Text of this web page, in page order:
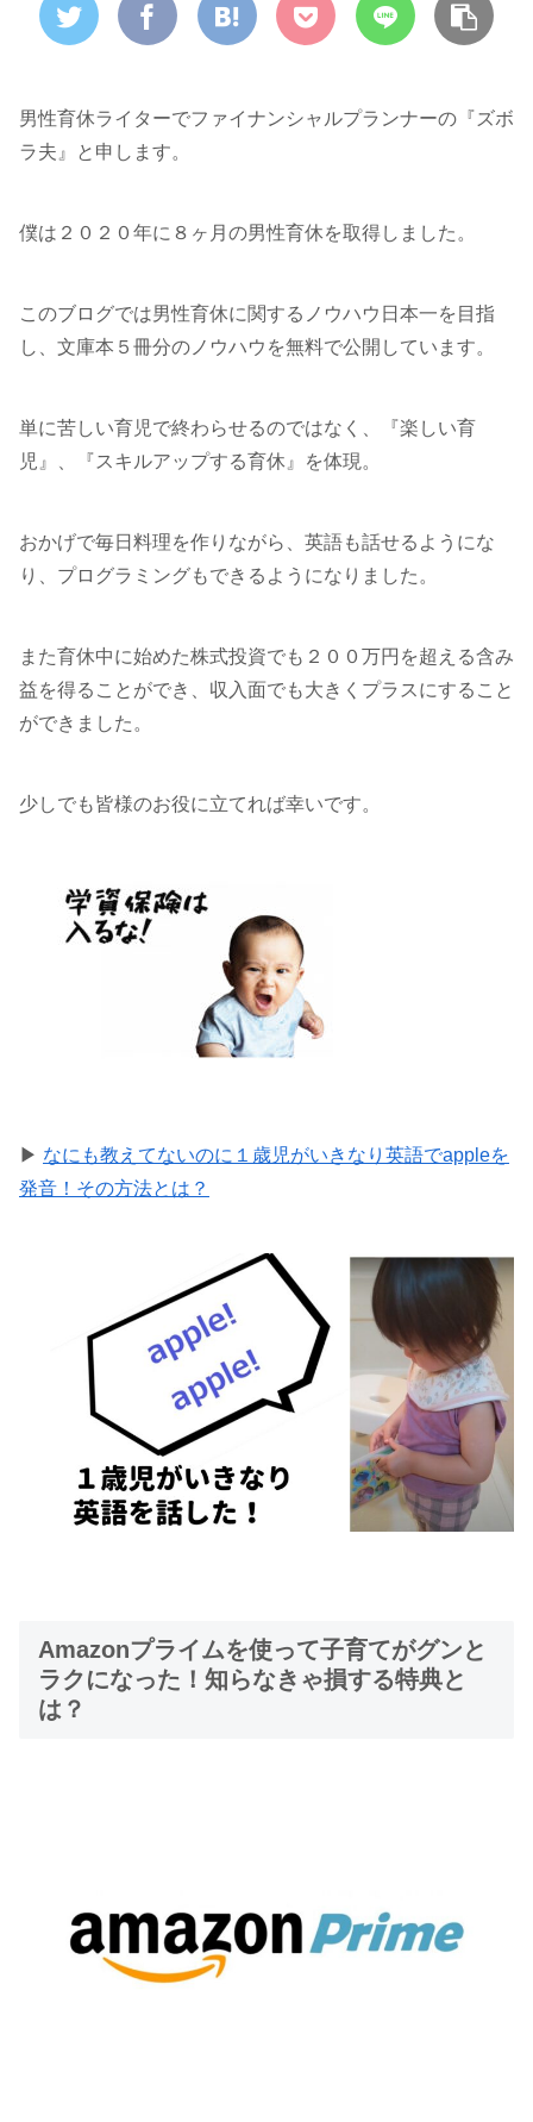
男性育休ライターでファイナンシャルプランナーの『ズボ
ラ夫』と申します。
僕は２０２０年に８ヶ月の男性育休を取得しました。
このブログでは男性育休に関するノウハウ日本一を目指
し、文庫本５冊分のノウハウを無料で公開しています。
単に苦しい育児で終わらせるのではなく、『楽しい育
児』、『スキルアップする育休』を体現。
おかげで毎日料理を作りながら、英語も話せるようにな
り、プログラミングもできるようになりました。
また育休中に始めた株式投資でも２００万円を超える含み
益を得ることができ、収入面でも大きくプラスにすること
ができました。
少しでも皆様のお役に立てれば幸いです。
▶ なにも教えてないのに１歳児がいきなり英語でappleを
発音！その方法とは？
Amazonプライムを使って子育てがグンと
ラクになった！知らなきゃ損する特典と
は？